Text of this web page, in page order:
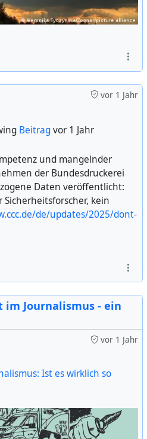
vor 1 Jahr
Beitragvor 1 Jahr
und mangelnder
der Bundesdruckerei
Daten veröffentlicht:
kein
de/updates/2025/dont-
Journalismus - ein
vor 1 Jahr
Ist es wirklich so